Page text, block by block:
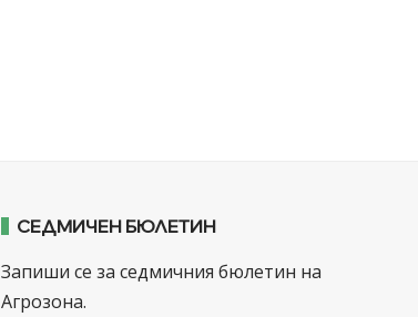
СЕДМИЧЕН БЮЛЕТИН
Запиши се за седмичния бюлетин на
Агрозона.